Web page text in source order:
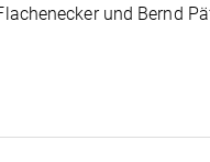
und Bernd